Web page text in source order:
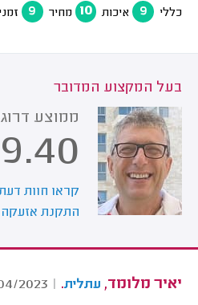
כללי 9 איכות 10 מחיר 9
בעל המקצוע המדובר
ממוצע
9.40
קראו חוות
התקנת אזעקה
יאיר מלומד, עתלית.
|
2023